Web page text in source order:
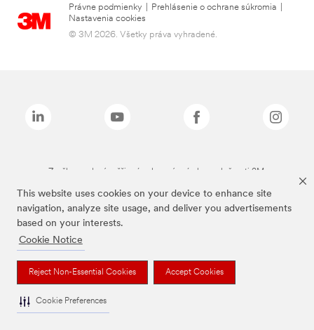
This website uses cookies on your device to enhance site
navigation, analyze site usage, and deliver you advertisements
based on your interests.
Cookie Notice
Reject Non-Essential Cookies Accept Cookies
Cookie Preferences
Právne podmienky Prehlásenie o ochrane súkromia
Nastavenia cookies
© 3M 2026. Všetky práva vyhradené.
Značky uvedené vyššie sú ochranné známky spoločnosti 3M.